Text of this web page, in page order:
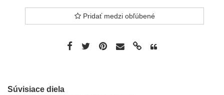
Pridať medzi obľúbené
Súvisiace diela